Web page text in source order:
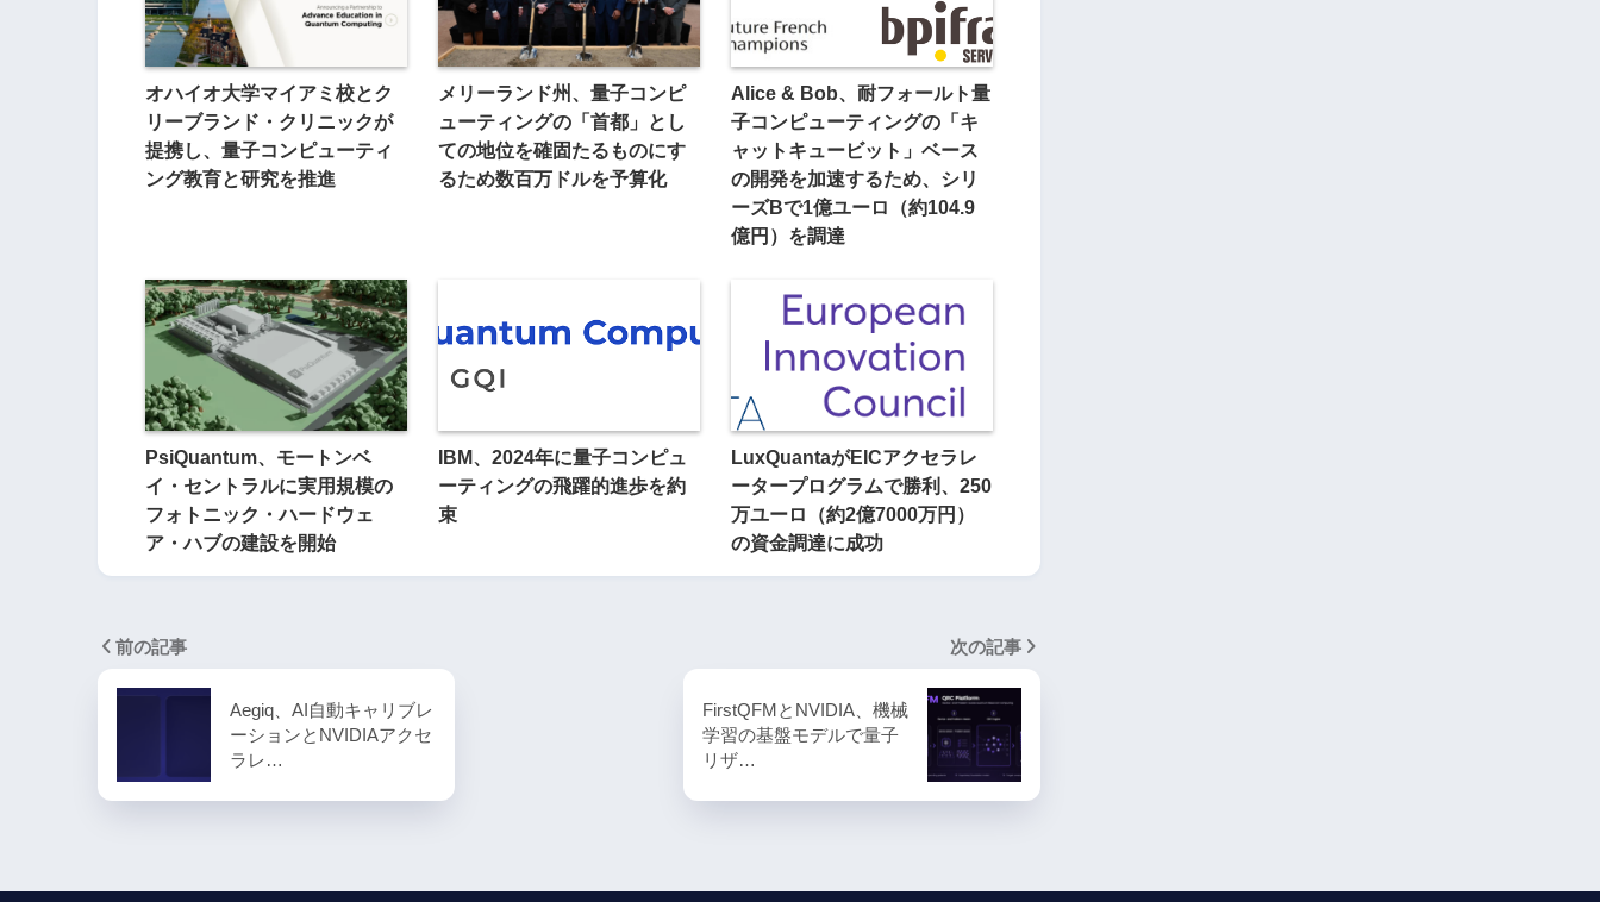
オハイオ大学マイアミ校とク
リーブランド・クリニックが
提携し、量子コンピューティ
ング教育と研究を推進
メリーランド州、量子コンピ
ューティングの「首都」とし
ての地位を確固たるものにす
るため数百万ドルを予算化
Alice & Bob、耐フォールト量
子コンピューティングの「キ
ャットキュービット」ベース
の開発を加速するため、シリ
ーズBで1億ユーロ（約104.9
億円）を調達
PsiQuantum、モートンベ
イ・セントラルに実用規模の
フォトニック・ハードウェ
ア・ハブの建設を開始
IBM、2024年に量子コンピュ
ーティングの飛躍的進歩を約
束
LuxQuantaがEICアクセラレ
ータープログラムで勝利、250
万ユーロ（約2億7000万円）
の資金調達に成功
前の記事
Aegiq、AI自動キャリブレ
ーションとNVIDIAアクセ
ラレ…
次の記事
FirstQFMとNVIDIA、機械
学習の基盤モデルで量子
リザ…